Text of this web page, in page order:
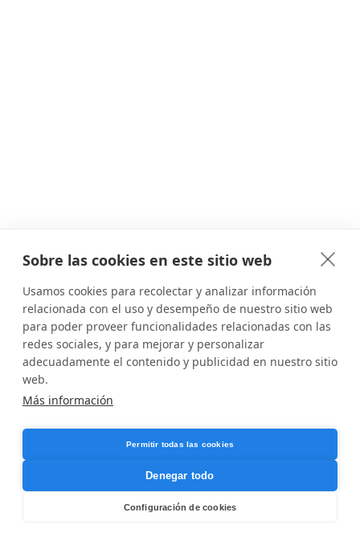
Sobre las cookies en este sitio web
Usamos cookies para recolectar y analizar información
relacionada con el uso y desempeño de nuestro sitio web
para poder proveer funcionalidades relacionadas con las
redes sociales, y para mejorar y personalizar
adecuadamente el contenido y publicidad en nuestro sitio
web.
Más información
Permitir todas las cookies
Denegar todo
Configuración de cookies